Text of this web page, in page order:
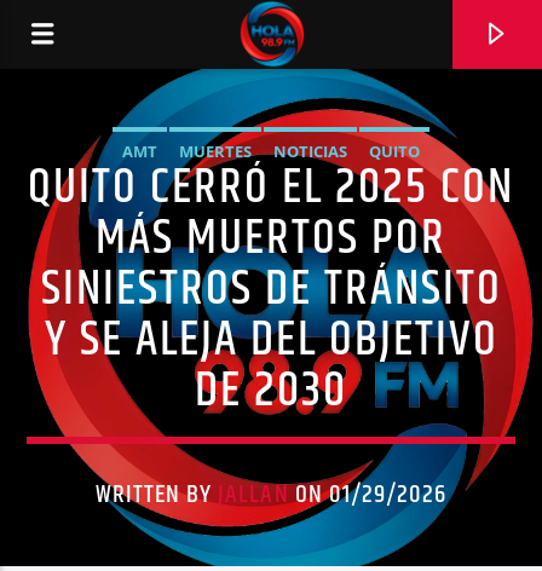
RADIO HOLA
0:00
AMT MUERTES NOTICIAS
QUITO
SINIESTROS DE TRÁNSITO
QUITO CERRÓ EL 2025 CON
MÁS MUERTOS POR
SINIESTROS DE TRÁNSITO
Y SE ALEJA DEL OBJETIVO
DE 2030
WRITTEN BYJALLANON 01/29/2026